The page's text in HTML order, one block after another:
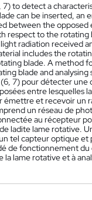
7) to detect a
can be inserted, an
between the opposed
respect to the
radiation received
includes the
blade. A method
blade and
7) pour détecter
entre lesquelles
émettre et recevoir un
un réseau de
au récepteur
ladite lame rotative.
tel capteur optique
de fonctionnement
lame rotative et à